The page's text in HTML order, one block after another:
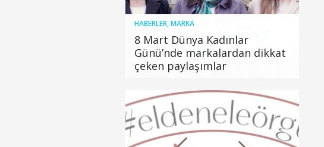
HABERLER,MARKA
8 Mart Dünya Kadınlar
Günü’nde markalardan dikkat
çeken paylaşımlar